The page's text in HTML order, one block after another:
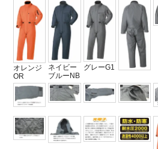
オレンジ
OR
ネイビー
ブルーNB
グレーG1